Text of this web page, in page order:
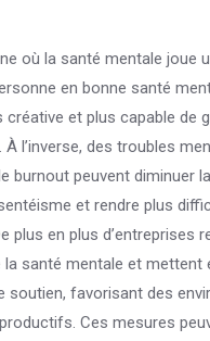
où la santé mentale joue
en bonne santé
créative et plus capable de
l’inverse, des troubles
burnout peuvent diminuer
et rendre plus
plus en plus d’entreprises
la santé mentale et mettent
soutien, favorisant des
Ces mesures